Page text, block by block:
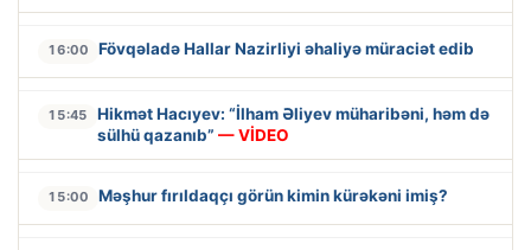
16:00 Fövqəladə Hallar Nazirliyi əhaliyə müraciət edib
15:45
Hikmət Hacıyev: “İlham Əliyev müharibəni, həm də
sülhü qazanıb” — VİDEO
15:00 Məşhur fırıldaqçı görün kimin kürəkəni imiş?